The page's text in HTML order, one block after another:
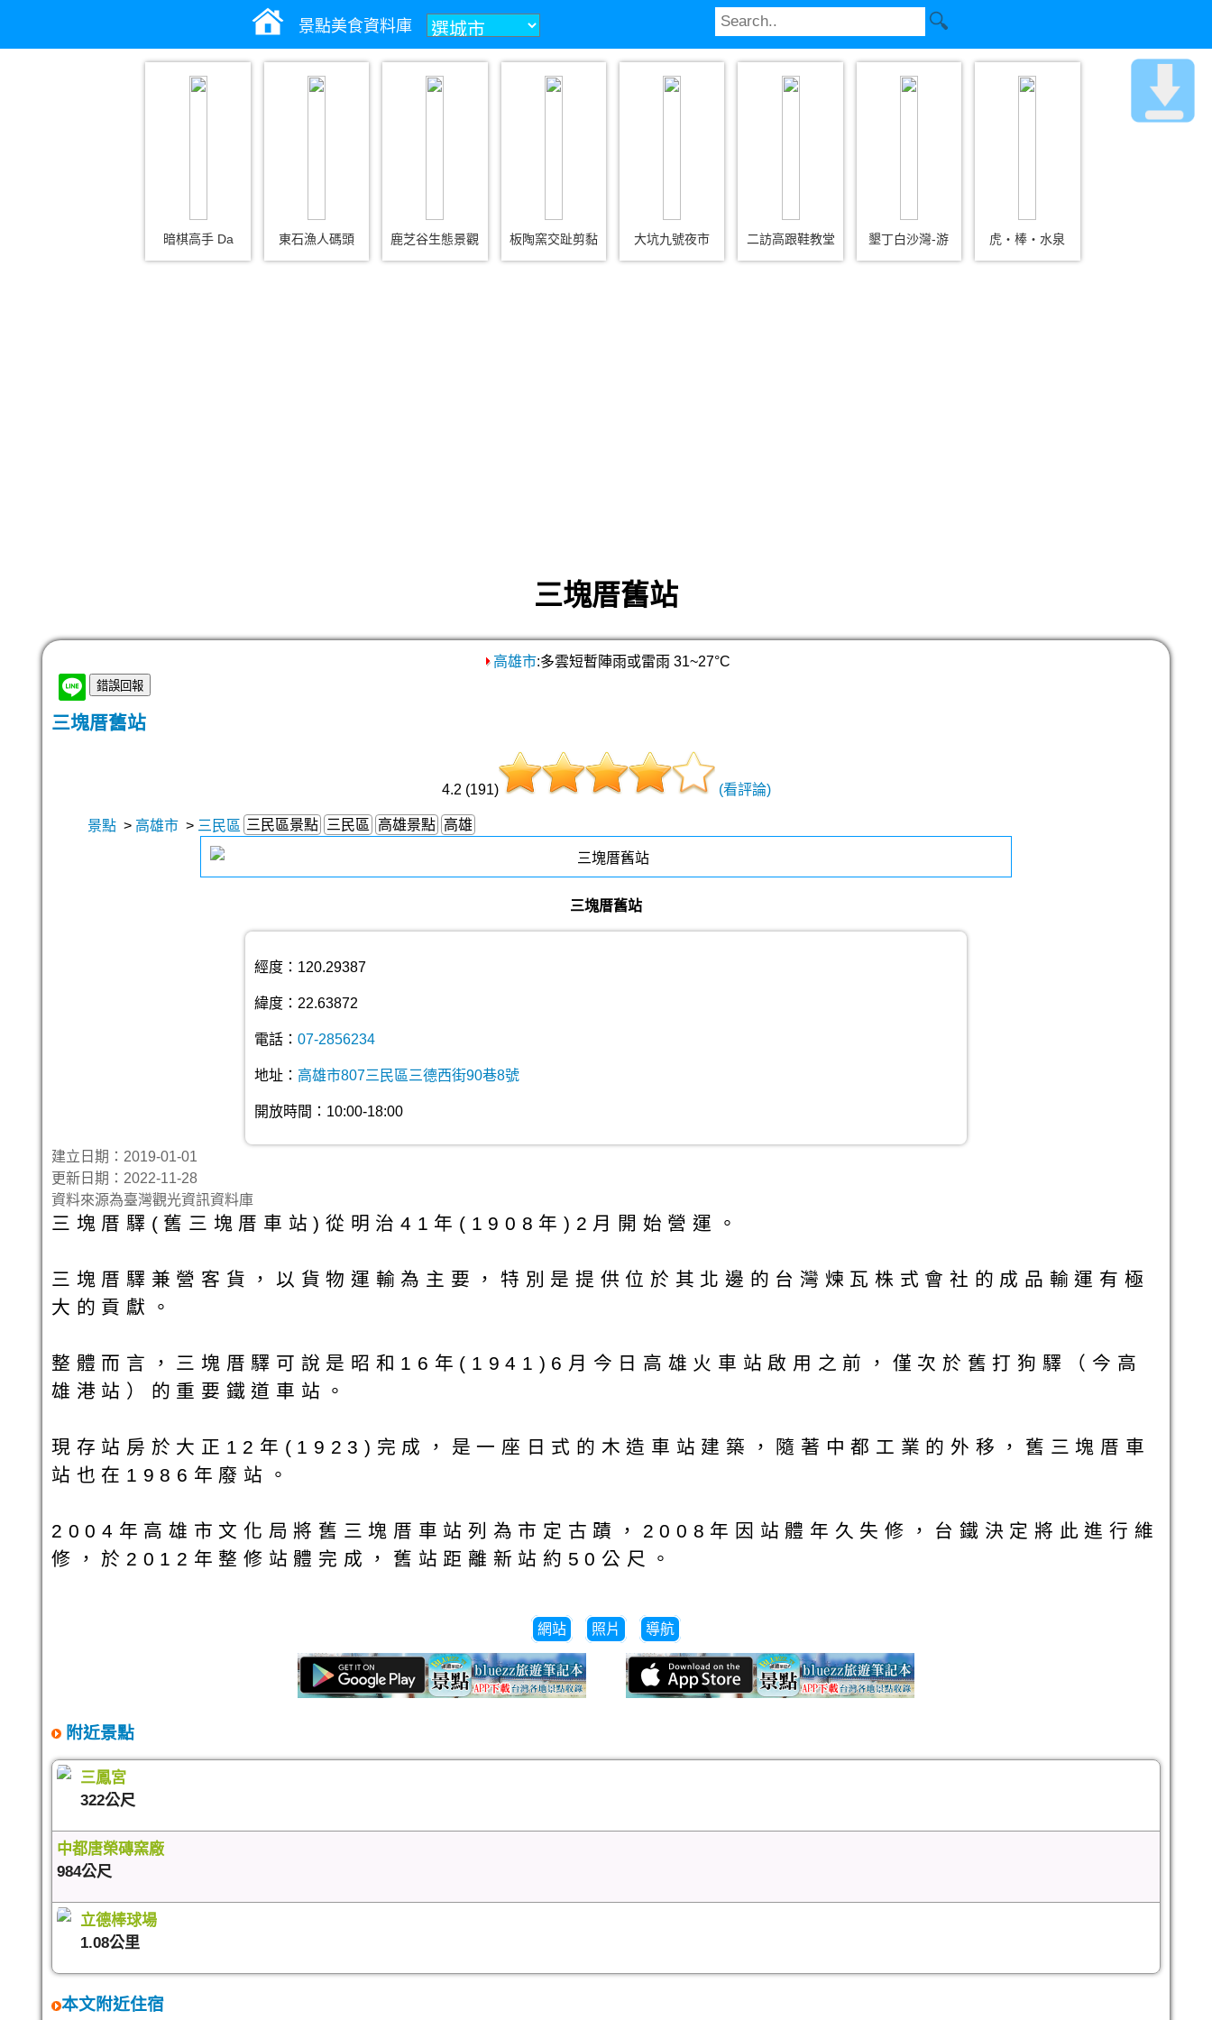
景點美食資料庫
暗棋高手 Da 東石漁人碼頭 鹿芝谷生態景觀 板陶窯交趾剪黏 大坑九號夜市 二訪高跟鞋教堂 墾丁白沙灣-游 虎‧棒‧水泉
三塊厝舊站
高雄市:多雲短暫陣雨或雷雨 31~27°C
三塊厝舊站
4.2 (191) (看評論)
景點 > 高雄市 > 三民區 三民區景點 三民區 高雄景點 高雄
三塊厝舊站
經度：120.29387
緯度：22.63872
電話： 07-2856234
地址： 高雄市807三民區三德西街90巷8號
開放時間：10:00-18:00
建立日期：2019-01-01
更新日期：2022-11-28
資料來源為臺灣觀光資訊資料庫
三塊厝驛(舊三塊厝車站)從明治41年(1908年)2月開始營運。
三塊厝驛兼營客貨，以貨物運輸為主要，特別是提供位於其北邊的台灣煉瓦株式會社的成品輸運有極
大的貢獻。
整體而言，三塊厝驛可說是昭和16年(1941)6月今日高雄火車站啟用之前，僅次於舊打狗驛（今高
雄港站）的重要鐵道車站。
現存站房於大正12年(1923)完成，是一座日式的木造車站建築，隨著中都工業的外移，舊三塊厝車
站也在1986年廢站。
2004年高雄市文化局將舊三塊厝車站列為市定古蹟，2008年因站體年久失修，台鐵決定將此進行維
修，於2012年整修站體完成，舊站距離新站約50公尺。
網站 照片 導航
附近景點
三鳳宮
322公尺
中都唐榮磚窯廠
984公尺
立德棒球場
1.08公里
本文附近住宿